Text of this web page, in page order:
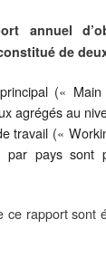
annuel
de
(«
agrégés au
travail («
par pays sont
ce rapport sont